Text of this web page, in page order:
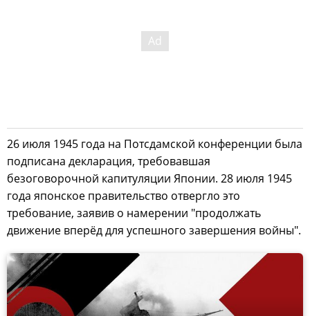
26 июля 1945 года на Потсдамской конференции была
подписана декларация, требовавшая
безоговорочной капитуляции Японии. 28 июля 1945
года японское правительство отвергло это
требование, заявив о намерении "продолжать
движение вперёд для успешного завершения войны".